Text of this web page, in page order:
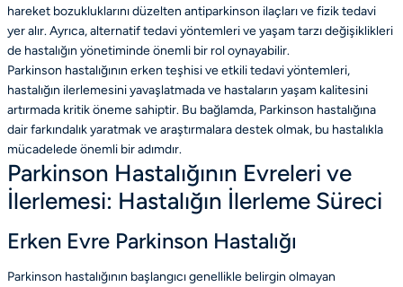
hareket bozukluklarını düzelten antiparkinson ilaçları ve fizik tedavi
yer alır. Ayrıca, alternatif tedavi yöntemleri ve yaşam tarzı değişiklikleri
de hastalığın yönetiminde önemli bir rol oynayabilir.
Parkinson hastalığının erken teşhisi ve etkili tedavi yöntemleri,
hastalığın ilerlemesini yavaşlatmada ve hastaların yaşam kalitesini
artırmada kritik öneme sahiptir. Bu bağlamda, Parkinson hastalığına
dair farkındalık yaratmak ve araştırmalara destek olmak, bu hastalıkla
mücadelede önemli bir adımdır.
Parkinson Hastalığının Evreleri ve
İlerlemesi: Hastalığın İlerleme Süreci
Erken Evre Parkinson Hastalığı
Parkinson hastalığının başlangıcı genellikle belirgin olmayan